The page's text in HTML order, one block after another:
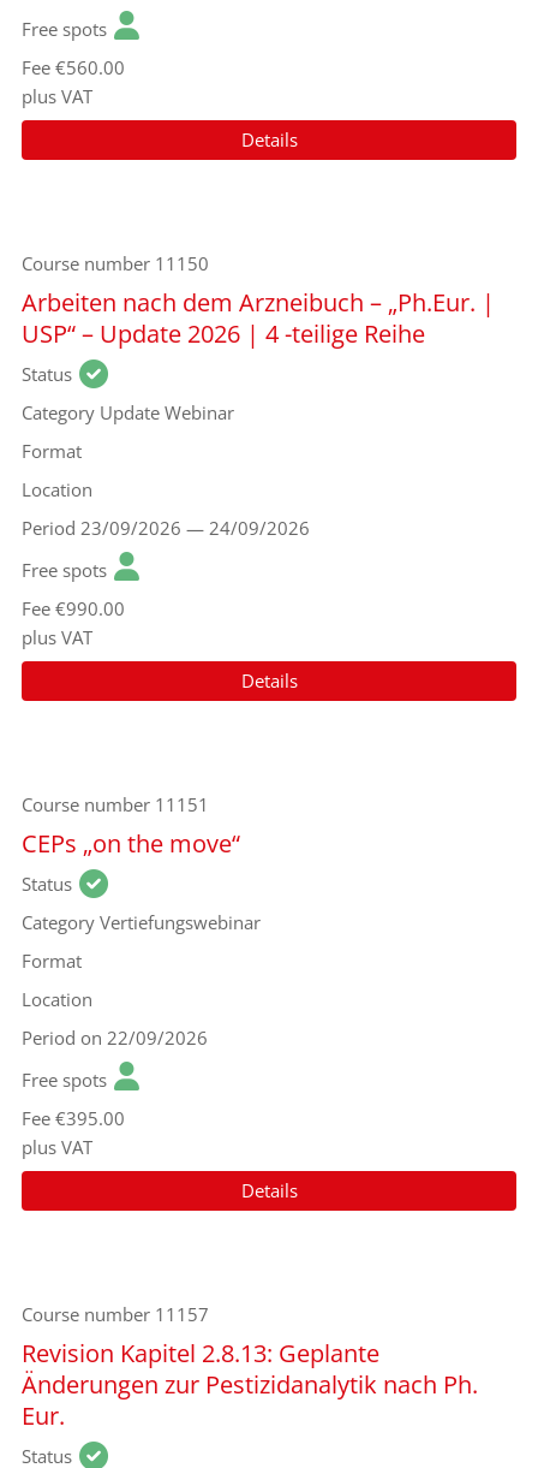
Free spots
Fee €560.00
plus VAT
Details
Course number 11150
Arbeiten nach dem Arzneibuch – „Ph.Eur. |
USP“ – Update 2026 | 4 -teilige Reihe
Status
Category Update Webinar
Format
Location
Period 23/09/2026 — 24/09/2026
Free spots
Fee €990.00
plus VAT
Details
Course number 11151
CEPs „on the move“
Status
Category Vertiefungswebinar
Format
Location
Period on 22/09/2026
Free spots
Fee €395.00
plus VAT
Details
Course number 11157
Revision Kapitel 2.8.13: Geplante
Änderungen zur Pestizidanalytik nach Ph.
Eur.
Status